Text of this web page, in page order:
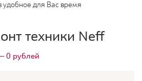
удобное для Вас время
техники Neff
0 рублей